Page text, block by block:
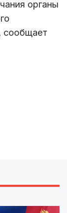
органы
сообщает